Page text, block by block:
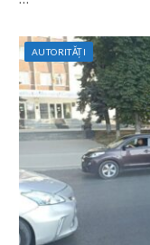
AUTORITĂȚI